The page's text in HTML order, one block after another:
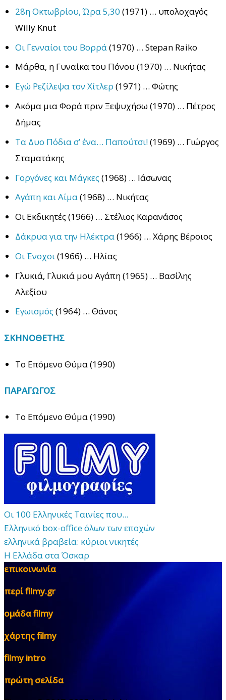
28η Οκτωβρίου, Ώρα 5,30 (1971) … υπολοχαγός
Willy Knut
Οι Γενναίοι του Βορρά (1970) … Stepan Raiko
Μάρθα, η Γυναίκα του Πόνου (1970) … Νικήτας
Εγώ Ρεζίλεψα τον Χίτλερ (1971) … Φώτης
Ακόμα μια Φορά πριν Ξεψυχήσω (1970) … Πέτρος
Δήμας
Τα Δυο Πόδια σ’ ένα… Παπούτσι!(1969) … Γιώργος
Σταματάκης
Γοργόνες και Μάγκες (1968) … Ιάσωνας
Αγάπη και Αίμα(1968) … Νικήτας
Οι Εκδικητές (1966) … Στέλιος Καρανάσος
Δάκρυα για την Ηλέκτρα(1966) … Χάρης Βέροιος
Οι Ένοχοι(1966) … Ηλίας
Γλυκιά, Γλυκιά μου Αγάπη (1965) … Βασίλης
Αλεξίου
Εγωισμός (1964) … Θάνος
ΣΚΗΝΟΘΕΤΗΣ
Το Επόμενο Θύμα (1990)
ΠΑΡΑΓΩΓΟΣ
Το Επόμενο Θύμα (1990)
Οι 100 Ελληνικές Ταινίες που...
Ελληνικό box-office όλων των εποχών
ελληνικά βραβεία: κύριοι νικητές
Η Ελλάδα στα Όσκαρ
επικοινωνία
περί filmy.gr
ομάδα filmy
χάρτης filmy
filmy intro
πρώτη σελίδα